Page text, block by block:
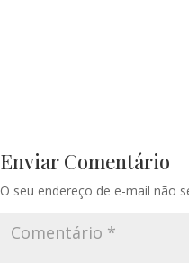
Enviar Comentário
O seu endereço de e-mail não